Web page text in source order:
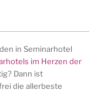
in Seminarhotel
im Herzen der
Dann ist
die allerbeste